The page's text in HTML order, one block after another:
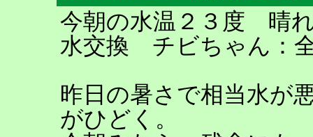
今朝の水温２３度 晴
水交換 チビちゃん：
昨日の暑さで相当水が
がひどく。